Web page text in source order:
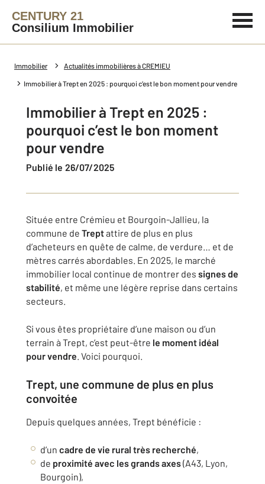
CENTURY 21
Consilium Immobilier
Immobilier Actualités immobilières à CREMIEU
Immobilier à Trept en 2025 : pourquoi c’est le bon moment pour vendre
Immobilier à Trept en 2025 :
pourquoi c’est le bon moment
pour vendre
Publié le 26/07/2025
Située entre Crémieu et Bourgoin-Jallieu, la
commune de Treptattire de plus en plus
d’acheteurs en quête de calme, de verdure… et de
mètres carrés abordables. En 2025, le marché
immobilier local continue de montrer des signes de
stabilité, et même une légère reprise dans certains
secteurs.
Si vous êtes propriétaire d’une maison ou d’un
terrain à Trept, c’est peut-être le moment idéal
pour vendre. Voici pourquoi.
Trept, une commune de plus en plus
convoitée
Depuis quelques années, Trept bénéficie :
d’un cadre de vie rural très recherché,
de proximité avec les grands axes(A43, Lyon,
Bourgoin),